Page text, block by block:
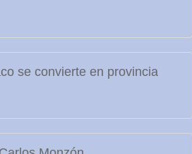
se convierte en provincia